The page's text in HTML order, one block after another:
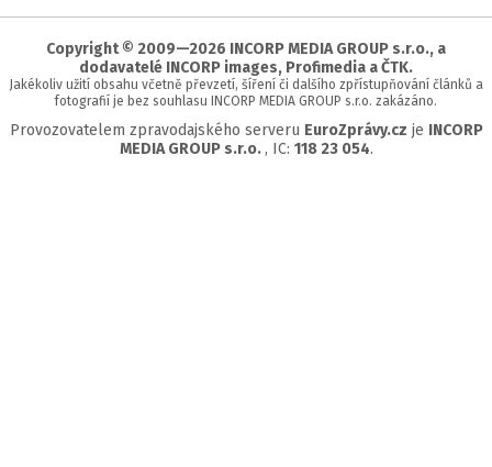
stránky
Copyright © 2009—2026 INCORP MEDIA GROUP s.r.o., a
dodavatelé INCORP images, Profimedia a ČTK.
Jakékoliv užití obsahu včetně převzetí, šíření či dalšího zpřístupňování článků a
fotografií je bez souhlasu INCORP MEDIA GROUP s.r.o. zakázáno.
Provozovatelem zpravodajského serveru EuroZprávy.cz je INCORP
MEDIA GROUP s.r.o. , IC: 118 23 054.